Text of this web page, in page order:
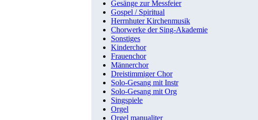
Gesänge zur Messfeier
Gospel / Spiritual
Herrnhuter Kirchenmusik
Chorwerke der Sing-Akademie
Sonstiges
Kinderchor
Frauenchor
Männerchor
Dreistimmiger Chor
Solo-Gesang mit Instr
Solo-Gesang mit Org
Singspiele
Orgel
Orgel manualiter